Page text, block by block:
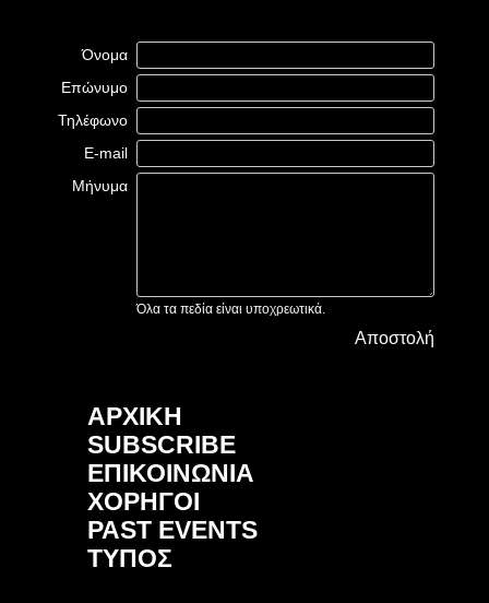
Όνομα
Επώνυμο
Τηλέφωνο
E-mail
Μήνυμα
Όλα τα πεδία είναι υποχρεωτικά.
Αποστολή
ΑΡΧΙΚΗ
SUBSCRIBE
ΕΠΙΚΟΙΝΩΝΙΑ
ΧΟΡΗΓΟΙ
PAST EVENTS
ΤΥΠΟΣ